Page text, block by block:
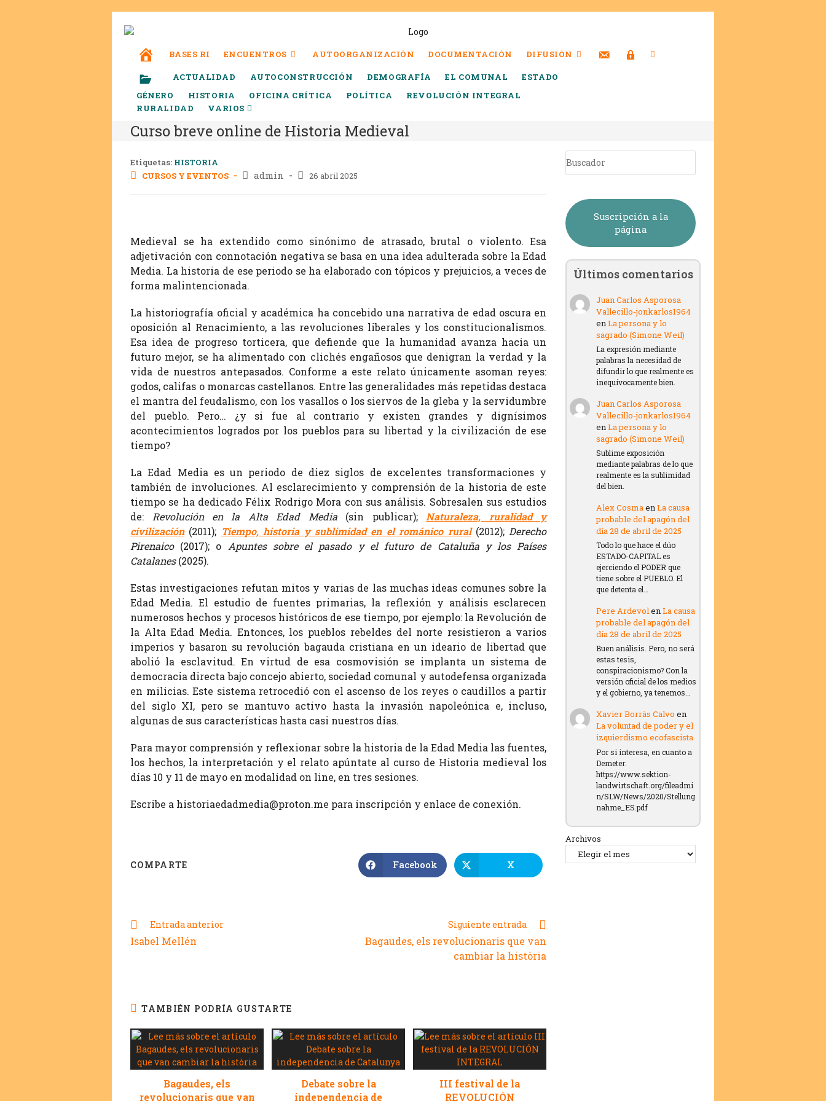
BASES RI ENCUENTROS AUTOORGANIZACIÓN DOCUMENTACIÓN DIFUSIÓN
ACTUALIDAD AUTOCONSTRUCCIÓN DEMOGRAFÍA EL COMUNAL
ESTADO
GÉNERO
HISTORIA OFICINA CRÍTICA POLÍTICA
REVOLUCIÓN INTEGRAL
RURALIDAD
VARIOS
Curso breve online de Historia Medieval
Etiquetas: HISTORIA
CURSOS Y EVENTOS
admin 26 abril 2025
Medieval se ha extendido como sinónimo de atrasado, brutal o violento. Esa
adjetivación con connotación negativa se basa en una idea adulterada sobre la Edad
Media. La historia de ese periodo se ha elaborado con tópicos y prejuicios, a veces de
forma malintencionada.
La historiografía oficial y académica ha concebido una narrativa de edad oscura en
oposición al Renacimiento, a las revoluciones liberales y los constitucionalismos.
Esa idea de progreso torticera, que defiende que la humanidad avanza hacia un
futuro mejor, se ha alimentado con clichés engañosos que denigran la verdad y la
vida de nuestros antepasados. Conforme a este relato únicamente asoman reyes:
godos, califas o monarcas castellanos. Entre las generalidades más repetidas destaca
el mantra del feudalismo, con los vasallos o los siervos de la gleba y la servidumbre
del pueblo. Pero… ¿y si fue al contrario y existen grandes y dignísimos
acontecimientos logrados por los pueblos para su libertad y la civilización de ese
tiempo?
La Edad Media es un periodo de diez siglos de excelentes transformaciones y
también de involuciones. Al esclarecimiento y comprensión de la historia de este
tiempo se ha dedicado Félix Rodrigo Mora con sus análisis. Sobresalen sus estudios
de:
Revolución en la Alta Edad Media(sin publicar); Naturaleza, ruralidad y
civilización(2011); Tiempo, historia y sublimidad en el románico rural (2012); Derecho
Pirenaico(2017); o Apuntes sobre el pasado y el futuro de Cataluña y los Países
Catalanes(2025).
Estas investigaciones refutan mitos y varias de las muchas ideas comunes sobre la
Edad Media. El estudio de fuentes primarias, la reflexión y análisis esclarecen
numerosos hechos y procesos históricos de ese tiempo, por ejemplo: la Revolución de
la Alta Edad Media. Entonces, los pueblos rebeldes del norte resistieron a varios
imperios y basaron su revolución bagauda cristiana en un ideario de libertad que
abolió la esclavitud. En virtud de esa cosmovisión se implanta un sistema de
democracia directa bajo concejo abierto, sociedad comunal y autodefensa organizada
en milicias. Este sistema retrocedió con el ascenso de los reyes o caudillos a partir
del siglo XI, pero se mantuvo activo hasta la invasión napoleónica e, incluso,
algunas de sus características hasta casi nuestros días.
Para mayor comprensión y reflexionar sobre la historia de la Edad Media las fuentes,
los hechos, la interpretación y el relato apúntate al curso de Historia medieval los
días 10 y 11 de mayo en modalidad on line, en tres sesiones.
Escribe a historiaedadmedia@proton.me para inscripción y enlace de conexión.
COMPARTE Facebook X
Entrada anterior
Isabel Mellén
Siguiente entrada
Bagaudes, els revolucionaris que van
cambiar la història
TAMBIÉN PODRÍA GUSTARTE
Bagaudes, els
revolucionaris que van
Debate sobre la
independencia de
III festival de la
REVOLUCIÓN
Suscripción a la
página
Últimos comentarios
Juan Carlos Asporosa
Vallecillo-jonkarlos1964
enLa persona y lo
sagrado (Simone Weil)
La expresión mediante
palabras la necesidad de
difundir lo que realmente es
inequívocamente bien.
Juan Carlos Asporosa
Vallecillo-jonkarlos1964
enLa persona y lo
sagrado (Simone Weil)
Sublime exposición
mediante palabras de lo que
realmente es la sublimidad
del bien.
Alex CosmaenLa causa
probable del apagón del
día 28 de abril de 2025
Todo lo que hace el dúo
ESTADO-CAPITAL es
ejerciendo el PODER que
tiene sobre el PUEBLO. El
que detenta el…
Pere ArdevolenLa causa
probable del apagón del
día 28 de abril de 2025
Buen análisis. Pero, no será
estas tesis,
conspiracionismo? Con la
versión oficial de los medios
y el gobierno, ya tenemos…
Xavier Borràs Calvo en
La voluntad de poder y el
izquierdismo ecofascista
Por si interesa, en cuanto a
Demeter:
https://www.sektion-
landwirtschaft.org/fileadmi
n/SLW/News/2020/Stellung
nahme_ES.pdf
Archivos